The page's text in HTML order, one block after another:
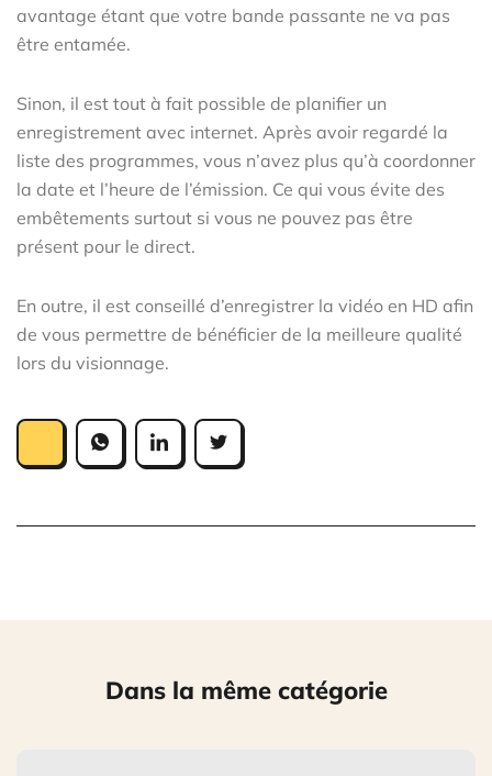
avantage étant que votre bande passante ne va pas
être entamée.
Sinon, il est tout à fait possible de planifier un
enregistrement avec internet. Après avoir regardé la
liste des programmes, vous n’avez plus qu’à coordonner
la date et l’heure de l’émission. Ce qui vous évite des
embêtements surtout si vous ne pouvez pas être
présent pour le direct.
En outre, il est conseillé d’enregistrer la vidéo en HD afin
de vous permettre de bénéficier de la meilleure qualité
lors du visionnage.
Dans la même catégorie